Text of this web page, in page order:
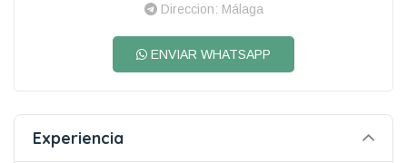
Direccion: Málaga
ENVIAR WHATSAPP
Experiencia